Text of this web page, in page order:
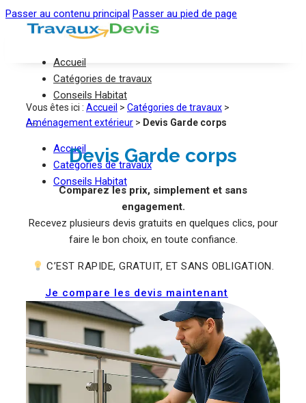
Passer au contenu principal Passer au pied de page
Accueil
Catégories de travaux
Conseils Habitat
Accueil
Catégories de travaux
Conseils Habitat
Vous êtes ici : Accueil > Catégories de travaux >
Aménagement extérieur > Devis Garde corps
Devis Garde corps
Comparez les prix, simplement et sans
engagement.
Recevez plusieurs devis gratuits en quelques clics, pour
faire le bon choix, en toute confiance.
C’EST RAPIDE, GRATUIT, ET SANS OBLIGATION.
Je compare les devis maintenant